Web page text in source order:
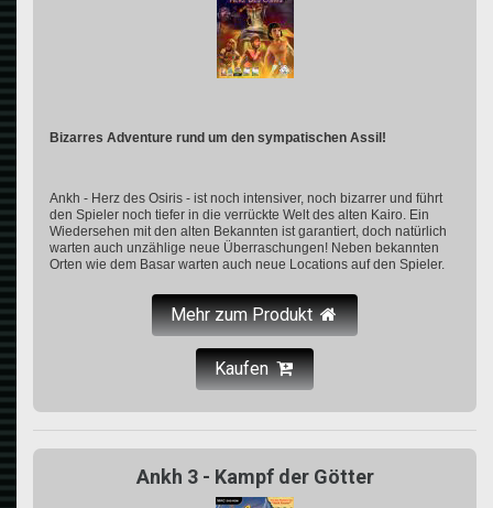
Bizarres Adventure rund um den sympatischen Assil!
Ankh - Herz des Osiris - ist noch intensiver, noch bizarrer und führt
den Spieler noch tiefer in die verrückte Welt des alten Kairo. Ein
Wiedersehen mit den alten Bekannten ist garantiert, doch natürlich
warten auch unzählige neue Überraschungen! Neben bekannten
Orten wie dem Basar warten auch neue Locations auf den Spieler.
Mehr zum Produkt
Kaufen
Ankh 3 - Kampf der Götter